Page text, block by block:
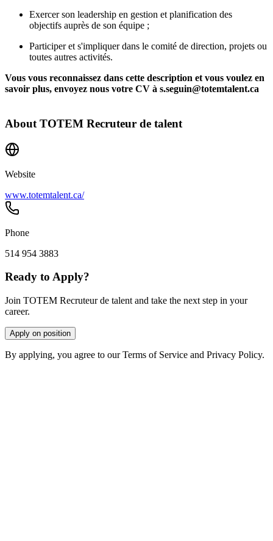
Exercer son leadership en gestion et planification des
objectifs auprès de son équipe ;
Participer et s'impliquer dans le comité de direction, projets ou
toutes autres activités.
Vous vous reconnaissez dans cette description et vous voulez en
savoir plus, envoyez nous votre CV à s.seguin@totemtalent.ca
About TOTEM Recruteur de talent
Website
www.totemtalent.ca/
Phone
514 954 3883
Ready to Apply?
Join TOTEM Recruteur de talent and take the next step in your
career.
Apply on position
By applying, you agree to our Terms of Service and Privacy Policy.